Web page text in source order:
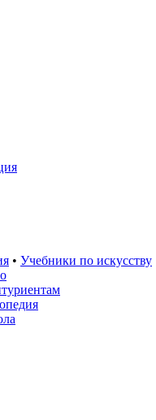
• Учебники по искусству